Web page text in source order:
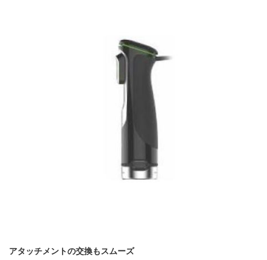
アタッチメントの交換もスムーズ